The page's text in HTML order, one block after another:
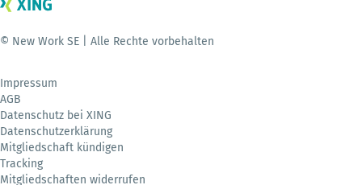
© New Work SE | Alle Rechte vorbehalten
Impressum
AGB
Datenschutz bei XING
Datenschutzerklärung
Mitgliedschaft kündigen
Tracking
Mitgliedschaften widerrufen